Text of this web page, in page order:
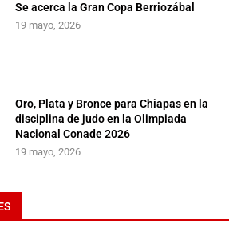
Se acerca la Gran Copa Berriozábal
19 mayo, 2026
Oro, Plata y Bronce para Chiapas en la
disciplina de judo en la Olimpiada
Nacional Conade 2026
19 mayo, 2026